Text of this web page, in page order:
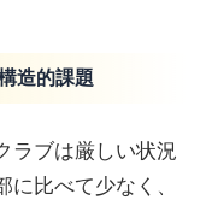
造的課題
ラブは厳しい状況
比べて少なく、